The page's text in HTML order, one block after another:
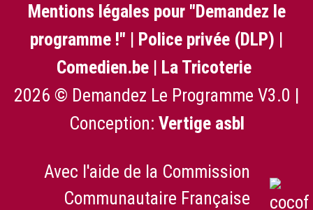
Mentions légales pour "Demandez le
programme !" | Police privée (DLP) |
Comedien.be | La Tricoterie
2026 © Demandez Le Programme V3.0 |
Conception: Vertige asbl
Avec l'aide de la Commission
Communautaire Française